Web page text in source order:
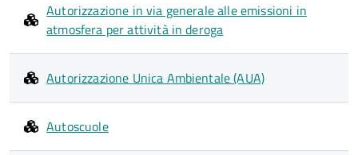
Autorizzazione in via generale alle emissioni in
atmosfera per attività in deroga
Autorizzazione Unica Ambientale (AUA)
Autoscuole